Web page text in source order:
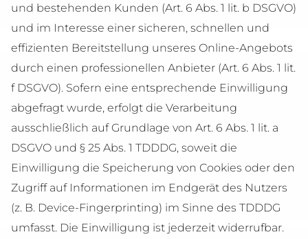
und bestehenden Kunden (Art. 6 Abs. 1 lit. b DSGVO)
und im Interesse einer sicheren, schnellen und
effizienten Bereitstellung unseres Online-Angebots
durch einen professionellen Anbieter (Art. 6 Abs. 1 lit.
f DSGVO). Sofern eine entsprechende Einwilligung
abgefragt wurde, erfolgt die Verarbeitung
ausschließlich auf Grundlage von Art. 6 Abs. 1 lit. a
DSGVO und § 25 Abs. 1 TDDDG, soweit die
Einwilligung die Speicherung von Cookies oder den
Zugriff auf Informationen im Endgerät des Nutzers
(z. B. Device-Fingerprinting) im Sinne des TDDDG
umfasst. Die Einwilligung ist jederzeit widerrufbar.